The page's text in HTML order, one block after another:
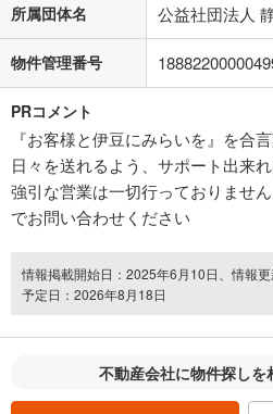
所属団体名 公益社団法人
物件管理番号
PRコメント
『お客様と伊豆にみらいを』を合
日々を送れるよう、サポート出来
強引な営業は一切行っておりませ
でお問い合わせください
情報掲載開始日：2025年6月10日、情報
予定日：2026年8月18日
不動産会社に物件探しを